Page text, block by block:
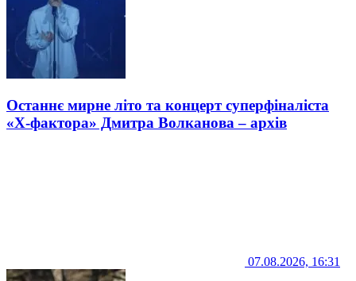
Останнє мирне літо та концерт суперфіналіста
«Х-фактора» Дмитра Волканова – архів
07.08.2026, 16:31